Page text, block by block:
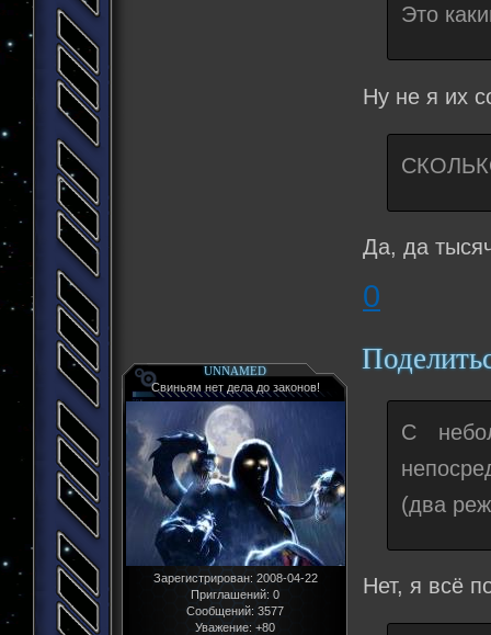
Это
Ну не я их
Да, да
0
UNNAMED
Свиньям нет дела до законов!
Зарегистрирован: 2008-04-22
Приглашений: 0
Сообщений: 3577
Уважение: +80
С
(два
Нет, я всё